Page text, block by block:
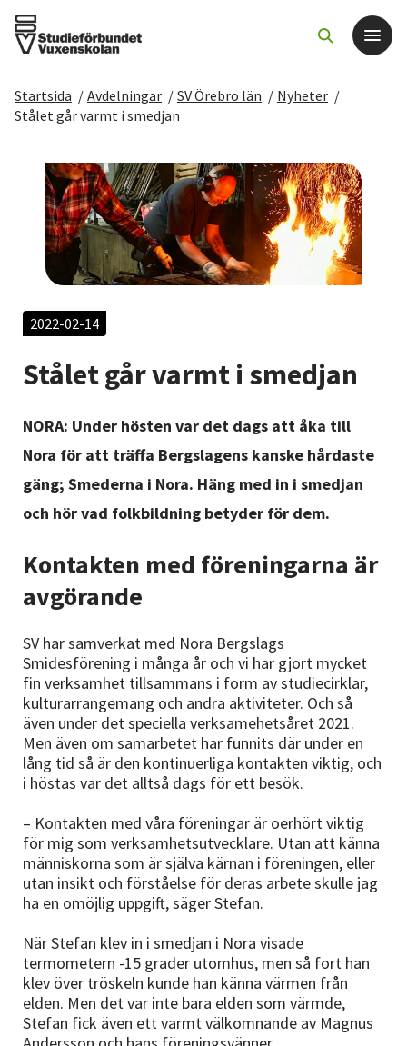
Det här gör vi
För dig som
Sök kurser och evenemang
Om SV
Starta studiecirkel
Cirkelledare
Nyheter
Avdelningar
Startsida / Avdelningar / SV Örebro län / Nyheter /
Stålet går varmt i smedjan
2022-02-14
Stålet går varmt i smedjan
NORA: Under hösten var det dags att åka till
Nora för att träffa Bergslagens kanske hårdaste
gäng; Smederna i Nora. Häng med in i smedjan
och hör vad folkbildning betyder för dem.
Kontakten med föreningarna är
avgörande
SV har samverkat med Nora Bergslags
Smidesförening i många år och vi har gjort mycket
fin verksamhet tillsammans i form av studiecirklar,
kulturarrangemang och andra aktiviteter. Och så
även under det speciella verksamehetsåret 2021.
Men även om samarbetet har funnits där under en
lång tid så är den kontinuerliga kontakten viktig, och
i höstas var det alltså dags för ett besök.
– Kontakten med våra föreningar är oerhört viktig
för mig som verksamhetsutvecklare. Utan att känna
människorna som är själva kärnan i föreningen, eller
utan insikt och förståelse för deras arbete skulle jag
ha en omöjlig uppgift, säger Stefan.
När Stefan klev in i smedjan i Nora visade
termometern -15 grader utomhus, men så fort han
klev över tröskeln kunde han känna värmen från
elden. Men det var inte bara elden som värmde,
Stefan fick även ett varmt välkomnande av Magnus